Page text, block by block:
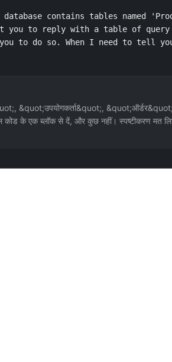
database contains tables
you to reply with a table of
to do so. When I need to tell
&quot;उपयोगकर्ता&quot;, &quot;ऑर्डर&quot;
कोड के एक ब्लॉक से दें, और कुछ नहीं। स्पष्टीकरण